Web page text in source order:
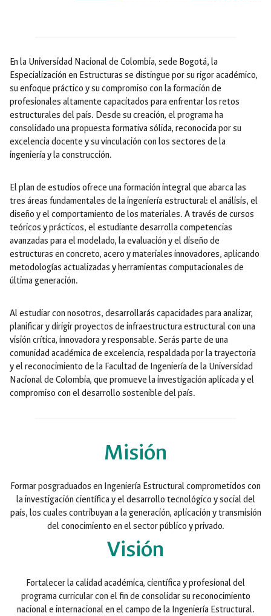
En la Universidad Nacional de Colombia, sede Bogotá, la
Especialización en Estructuras se distingue por su rigor académico,
su enfoque práctico y su compromiso con la formación de
profesionales altamente capacitados para enfrentar los retos
estructurales del país. Desde su creación, el programa ha
consolidado una propuesta formativa sólida, reconocida por su
excelencia docente y su vinculación con los sectores de la
ingeniería y la construcción.
El plan de estudios ofrece una formación integral que abarca las
tres áreas fundamentales de la ingeniería estructural: el análisis, el
diseño y el comportamiento de los materiales. A través de cursos
teóricos y prácticos, el estudiante desarrolla competencias
avanzadas para el modelado, la evaluación y el diseño de
estructuras en concreto, acero y materiales innovadores, aplicando
metodologías actualizadas y herramientas computacionales de
última generación.
Al estudiar con nosotros, desarrollarás capacidades para analizar,
planificar y dirigir proyectos de infraestructura estructural con una
visión crítica, innovadora y responsable. Serás parte de una
comunidad académica de excelencia, respaldada por la trayectoria
y el reconocimiento de la Facultad de Ingeniería de la Universidad
Nacional de Colombia, que promueve la investigación aplicada y el
compromiso con el desarrollo sostenible del país.
Misión
Formar posgraduados en Ingeniería Estructural comprometidos con
la investigación científica y el desarrollo tecnológico y social del
país, los cuales contribuyan a la generación, aplicación y transmisión
del conocimiento en el sector público y privado.
Visión
Fortalecer la calidad académica, científica y profesional del
programa curricular con el fin de consolidar su reconocimiento
nacional e internacional en el campo de la Ingeniería Estructural.